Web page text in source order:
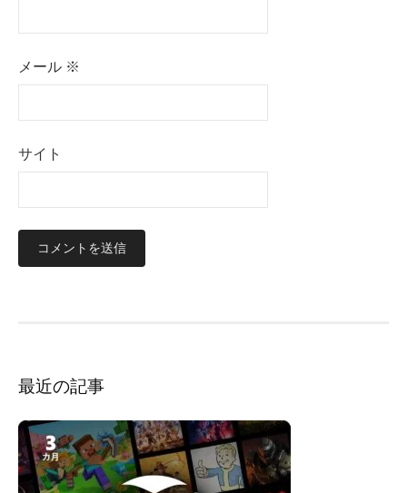
メール ※
サイト
最近の記事